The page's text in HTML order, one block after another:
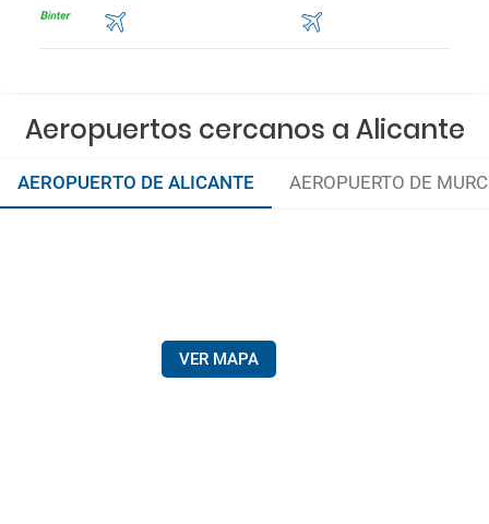
Aeropuertos cercanos a Alicante
AEROPUERTO DE ALICANTE AEROPUERTO DE
VER MAPA